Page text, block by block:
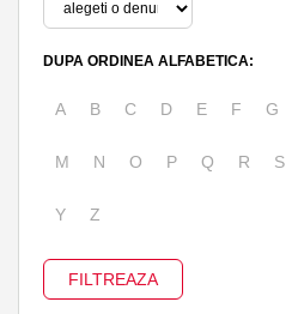
DUPA ORDINEA ALFABETICA:
A B C D E F G
M N O P Q R S
Y Z